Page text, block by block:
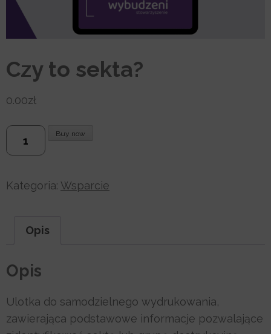
Czy to sekta?
0.00zł
ilość
Czy
sekta?
Buy now
Kategoria: Wsparcie
Opis
Opis
Ulotka do samodzielnego wydrukowania,
zawierająca podstawowe informacje pozwalające